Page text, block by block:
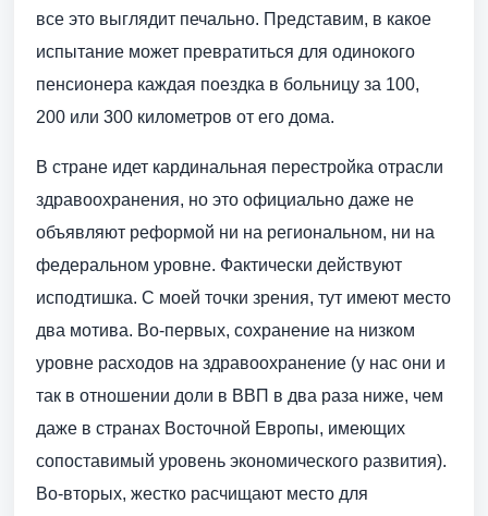
все это выглядит печально. Представим, в какое
испытание может превратиться для одинокого
пенсионера каждая поездка в больницу за 100,
200 или 300 километров от его дома.
В стране идет кардинальная перестройка отрасли
здравоохранения, но это официально даже не
объявляют реформой ни на региональном, ни на
федеральном уровне. Фактически действуют
исподтишка. С моей точки зрения, тут имеют место
два мотива. Во-первых, сохранение на низком
уровне расходов на здравоохранение (у нас они и
так в отношении доли в ВВП в два раза ниже, чем
даже в странах Восточной Европы, имеющих
сопоставимый уровень экономического развития).
Во-вторых, жестко расчищают место для